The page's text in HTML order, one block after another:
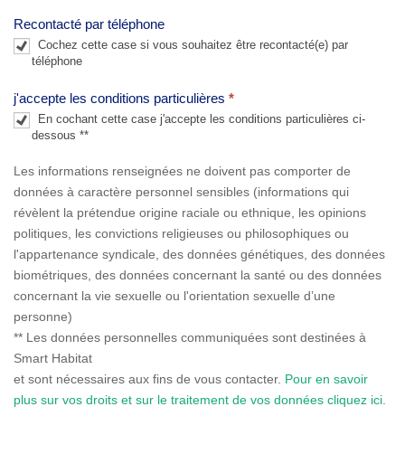
Recontacté par téléphone
Cochez cette case si vous souhaitez être recontacté(e) par
téléphone
j'accepte les conditions particulières *
En cochant cette case j'accepte les conditions particulières ci-
dessous **
Les informations renseignées ne doivent pas comporter de
données à caractère personnel sensibles (informations qui
révèlent la prétendue origine raciale ou ethnique, les opinions
politiques, les convictions religieuses ou philosophiques ou
l'appartenance syndicale, des données génétiques, des données
biométriques, des données concernant la santé ou des données
concernant la vie sexuelle ou l'orientation sexuelle d’une
personne)
** Les données personnelles communiquées sont destinées à
Smart Habitat
et sont nécessaires aux fins de vous contacter. Pour en savoir
plus sur vos droits et sur le traitement de vos données cliquez ici.
a
n
.